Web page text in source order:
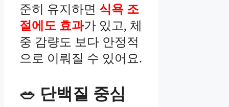
준히 유지하면 식욕 조
절에도 효과가 있고, 체
중 감량도 보다 안정적
으로 이뤄질 수 있어요.
🥗 단백질 중심